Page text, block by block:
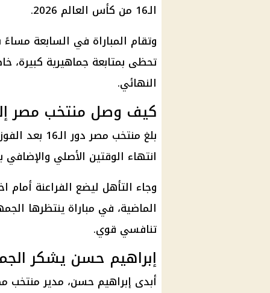
الـ16 من
كأس العالم 2026
.
وتقام المباراة في السابعة
تحظى بمتابعة جماهيرية
النهائي.
كيف وصل منتخب مصر إلى
بلغ منتخب مصر
انتهاء الوقتين الأصلي
وجاء التأهل ليضع الفراعنة أمام
الماضية، في مباراة ينتظرها
تنافسي قوي.
إبراهيم حسن يشكر
أبدى إبراهيم حسن، مديرمنتخب